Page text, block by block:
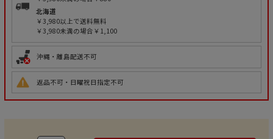
北海道
￥3,980以上で送料無料
￥3,980未満の場合￥1,100
沖縄・離島配送不可
返品不可・日曜祝日指定不可